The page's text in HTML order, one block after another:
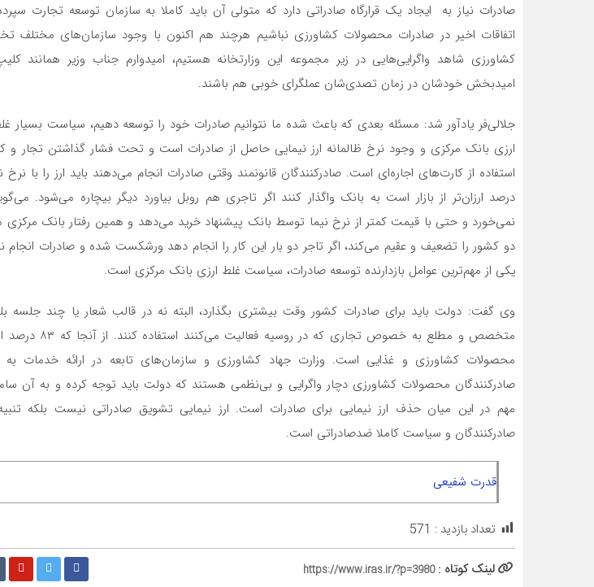
صادرات نیاز به ایجاد یک قرارگاه صادراتی دارد که متولی آن باید کاملا به سازمان توسعه تجارت
اتفاقات اخیر در صادرات محصولات کشاورزی نباشیم هرچند هم اکنون با وجود سازمان‌های مختلف
کشاورزی شاهد واگرایی‌هایی در زیر مجموعه این وزارتخانه هستیم، امیدوارم جناب وزیر همانند
امیدبخش خودشان در زمان تصدی‌شان عملگرای خوبی هم باشند.
جلالی‌فر یادآور شد: مسئله بعدی که باعث شده ما نتوانیم صادرات خود را توسعه دهیم، سیاست بسیار
ارزی بانک مرکزی و وجود نرخ ظالمانه ارز نیمایی حاصل از صادرات است و تحت فشار گذاشتن تجار
درصد ارزان‌تر از بازار است به بانک واگذار کنند اگر تاجری هم روبل بیاورد دیگر بیچاره می‌شود.
نمی‌خورد و حتی با قیمت کمتر از نرخ نیما توسط بانک پیشنهاد خرید می‌دهد و همین رفتار بانک مرکزی
دو‌ کشور را تضعیف و عقیم می‌کند، اگر تاجر دو بار این کار را انجام دهد ورشکست شده و صادرات انجام
یکی از مهم‌ترین عوامل بازدارنده توسعه صادرات، سیاست غلط ارزی بانک مرکزی است.
وی گفت: دولت باید برای صادرات کشور وقت بیشتری بگذارد، البته نه در قالب شعار یا چند جلسه بلکه
متخصص و مطلع به خصوص تجاری
محصولات کشاورزی و غذایی است. وزارت جهاد کشاورزی و سازمان‌های تابعه در ارائه خدمات به
صادرکنندگان محصولات کشاورزی دچار واگرایی و بی‌نظمی هستند که دولت باید توجه کرده و به آن
مهم در این میان حذف ارز نیمایی برای صادرات است. ارز نیمایی تشویق صادراتی نیست بلکه
صادرکنندگان و سیاست کاملا ضدصادراتی است.
قدرت شفیعی
تعداد بازدید : 571
لینک کوتاه :https://www.iras.ir/?p=3980